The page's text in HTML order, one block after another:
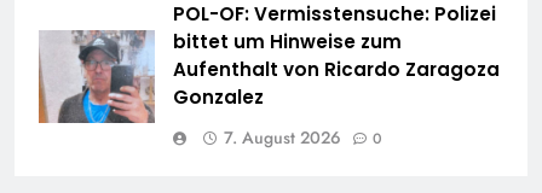
POL-OF: Vermisstensuche: Polizei
bittet um Hinweise zum
Aufenthalt von Ricardo Zaragoza
Gonzalez
7. August 2026 0